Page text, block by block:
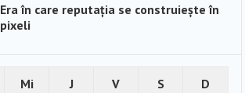
Era în care reputația se construiește în
pixeli
Mi J V S D